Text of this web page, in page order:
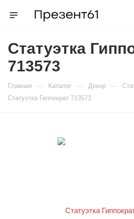
Статуэтка
713573
Главная — Каталог — Декор —
Статуэтка Гиппократ 713573